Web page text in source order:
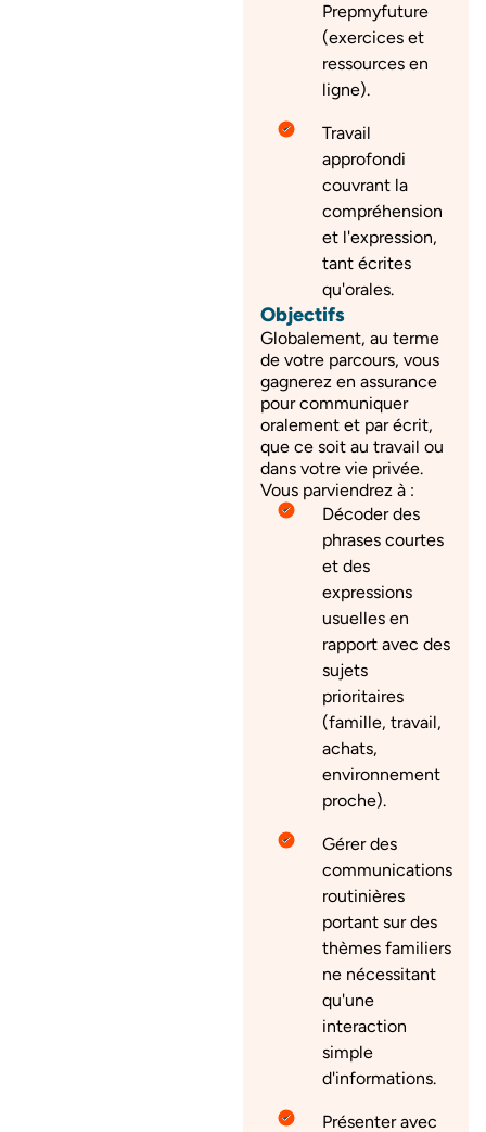
Prepmyfuture
(exercices et
ressources en
ligne).
Travail
approfondi
couvrant la
compréhension
et l'expression,
tant écrites
qu'orales.
Objectifs
Globalement, au terme
de votre parcours, vous
gagnerez en assurance
pour communiquer
oralement et par écrit,
que ce soit au travail ou
dans votre vie privée.
Vous parviendrez à :
Décoder des
phrases courtes
et des
expressions
usuelles en
rapport avec des
sujets
prioritaires
(famille, travail,
achats,
environnement
proche).
Gérer des
communications
routinières
portant sur des
thèmes familiers
ne nécessitant
qu'une
interaction
simple
d'informations.
Présenter avec